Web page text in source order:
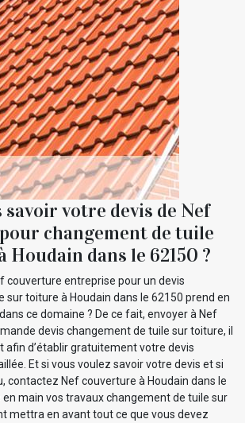
savoir votre devis de Nef
changement de tuile
dans le 62150 ?
couverture entreprise pour un devis
sur toiture à Houdain dans le 62150 prend en
ce domaine ? De ce fait, envoyer à Nef
devis changement de tuile sur toiture, il
afin d’établir gratuitement votre devis
Et si vous voulez savoir votre devis et si
contactez Nef couverture à Houdain dans le
main vos travaux changement de tuile sur
mettra en avant tout ce que vous devez